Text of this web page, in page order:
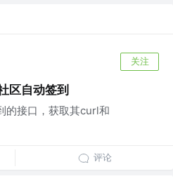
关注
区自动签到
的接口，获取其curl和
评论